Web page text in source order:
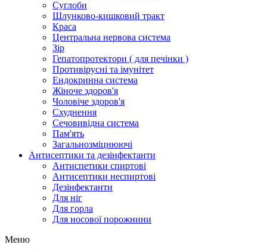
Суглоби
Шлунково-кишковий тракт
Краса
Центральна нервова система
Зір
Гепатопротектори ( для печінки )
Противірусні та імунітет
Ендокринна система
Жіноче здоров'я
Чоловіче здоров'я
Схуднення
Сечовивідна система
Пам'ять
Загальнозміцнюючі
Антисептики та дезінфектанти
Антиспетики спиртові
Антисептики неспиртові
Дезінфектанти
Для ніг
Для горла
Для носової порожнини
Меню